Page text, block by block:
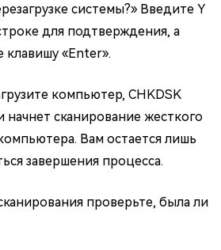
системы?» Введите Y
для подтверждения, а
клавишу «Enter».
компьютер, CHKDSK
начнет сканирование жесткого
Вам остается лишь
завершения процесса.
проверьте, была ли